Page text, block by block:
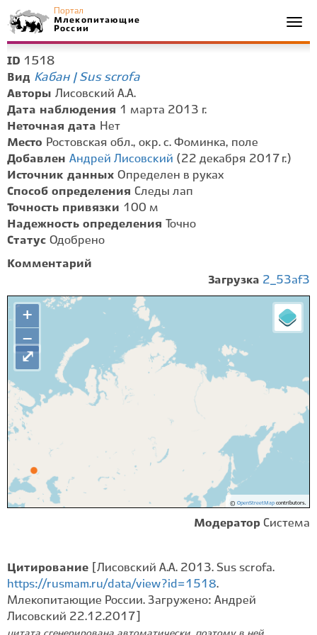
Портал
Млекопитающие
России
ID 1518
Вид Кабан | Sus scrofa
Авторы Лисовский А.А.
Дата наблюдения 1 марта 2013 г.
Неточная дата Нет
Место Ростовская обл., окр. с. Фоминка, поле
Добавлен Андрей Лисовский (22 декабря 2017 г.)
Источник данных Определен в руках
Способ определения Следы лап
Точность привязки 100 м
Надежность определения
Точно
Статус Одобрено
Комментарий
Загрузка 2_53af3
+
−
© OpenStreetMapcontributors.
⤢
Модератор Система
Цитирование
[Лисовский А.А. 2013. Sus scrofa.
https://rusmam.ru/data/view?id=1518.
Млекопитающие России. Загружено: Андрей
Лисовский 22.12.2017]